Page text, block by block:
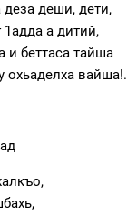
деши, дети,
а дитий,
и беттаса тайша
охьаделха